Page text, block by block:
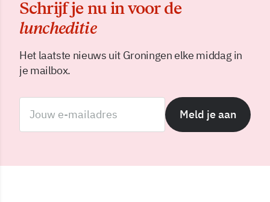
Schrijf je nu in voor de
luncheditie
Het laatste nieuws uit Groningen elke middag in
je mailbox.
Meld je aan